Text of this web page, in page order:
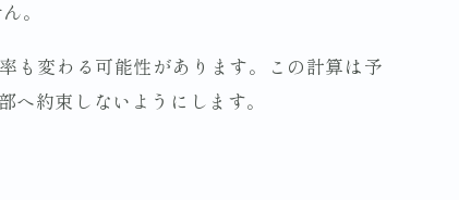
。
も変わる可能性があります。この計算は予
約束しないようにします。